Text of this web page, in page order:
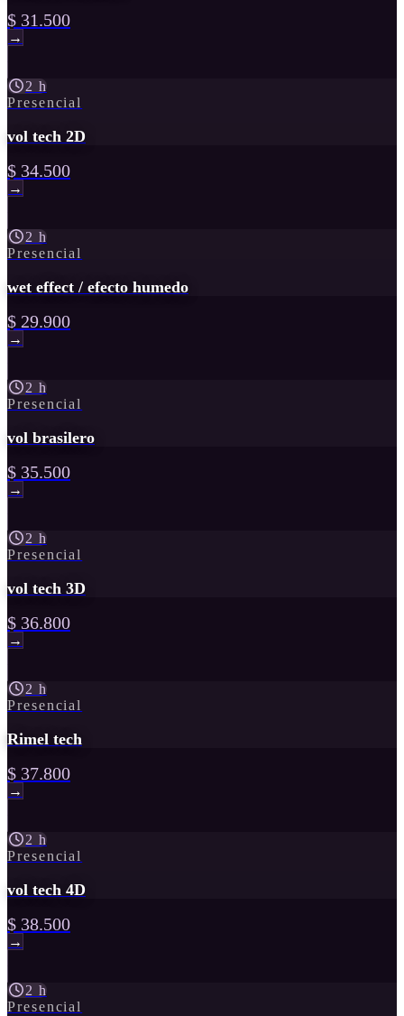
$ 31.500
→
2 h
Presencial
vol tech 2D
$ 34.500
→
2 h
Presencial
wet effect / efecto humedo
$ 29.900
→
2 h
Presencial
vol brasilero
$ 35.500
→
2 h
Presencial
vol tech 3D
$ 36.800
→
2 h
Presencial
Rimel tech
$ 37.800
→
2 h
Presencial
vol tech 4D
$ 38.500
→
2 h
Presencial